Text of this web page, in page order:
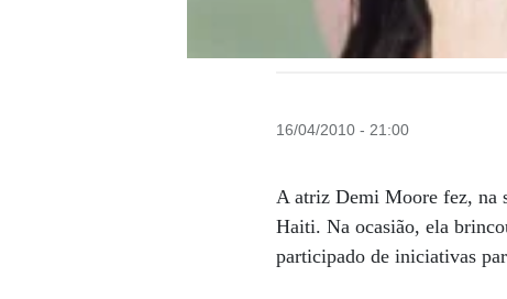
16/04/2010 - 21:00
A atriz Demi Moore fez, na
Haiti. Na ocasião, ela
participado de iniciativas